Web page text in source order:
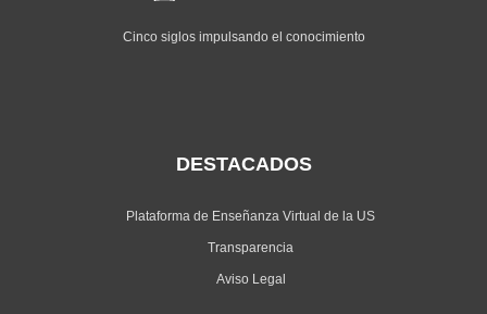
Cinco siglos impulsando el conocimiento
DESTACADOS
Plataforma de Enseñanza Virtual de la US
Transparencia
Aviso Legal